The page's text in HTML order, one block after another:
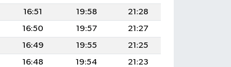
16:51 19:58
21:28
16:50 19:57
21:27
16:49 19:55
21:25
16:48 19:54
21:23